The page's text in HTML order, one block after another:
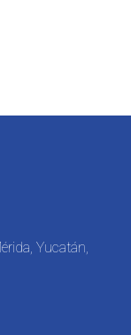
Yucatán,